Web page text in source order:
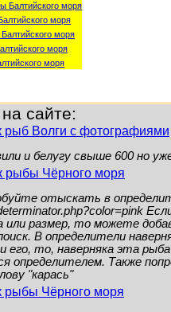
Балтийского моря
моря
моря
моря
моря
сайте:
рыб Волги с фотографиями
и белугу свыше 600 но
рыбы Чёрного моря
отыскать в
или размер, то можете
В определители
его, то, наверняка эта
определителем. Также
"карась"
рыбы Чёрного моря